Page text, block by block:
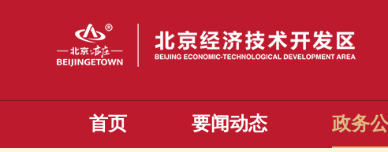
首页 要闻动态 政务